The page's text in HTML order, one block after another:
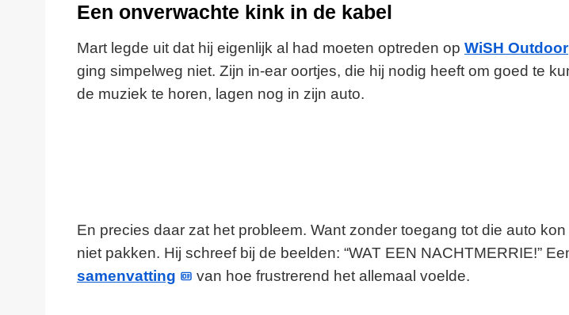
Een onverwachte kink in de kabel
Mart legde uit dat hij eigenlijk al had moeten optreden op WiSH Outdoor
ging simpelweg niet. Zijn in-ear oortjes, die hij nodig heeft om goed te
de muziek te horen, lagen nog in zijn auto.
En precies daar zat het probleem. Want zonder toegang tot die auto
niet pakken. Hij schreef bij de beelden: “WAT EEN NACHTMERRIE!”
samenvatting
van hoe frustrerend het allemaal voelde.